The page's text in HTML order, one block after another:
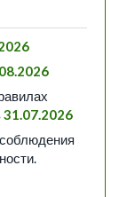
31.07.2026